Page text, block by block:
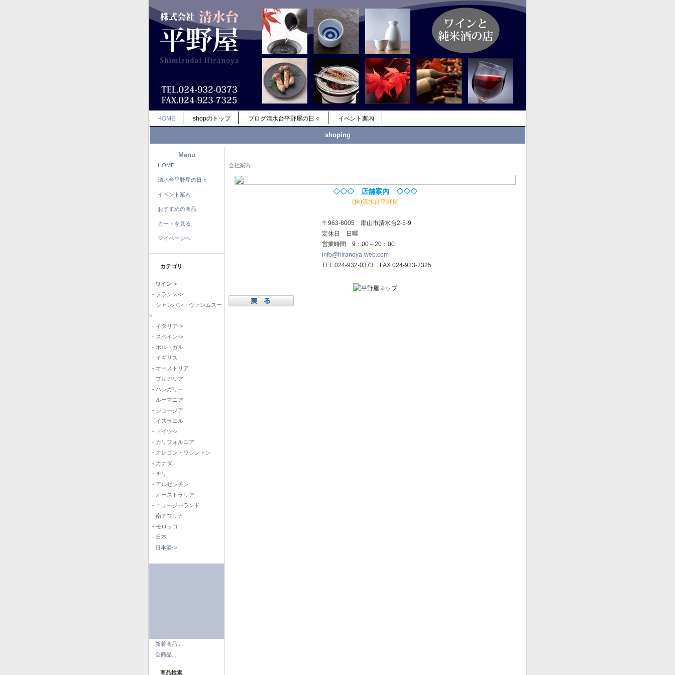
HOME shopのトップ ブログ清水台平野屋の日々 イベント案内
shoping
Menu
HOME
清水台平野屋の日々
イベント案内
おすすめの商品
カートを見る
マイページへ
カテゴリ
ワイン->
- フランス->
- シャンパン・ヴァンムスー-
>
- イタリア->
- スペイン->
- ポルトガル
- イギリス
- オーストリア
- ブルガリア
- ハンガリー
- ルーマニア
- ジョージア
- イスラエル
- ドイツ->
- カリフォルニア
- オレゴン・ワシントン
- カナダ
- チリ
- アルゼンチン
- オーストラリア
- ニュージーランド
- 南アフリカ
- モロッコ
- 日本
日本酒->
新着商品...
全商品...
商品検索
会社案内
◇◇◇ 店舗案内 ◇◇◇
(株)清水台平野屋
〒963-8005 郡山市清水台2-5-9
定休日 日曜
営業時間 9：00～20：00
info@hiranoya-web.com
TEL.024-932-0373 FAX.024-923-7325